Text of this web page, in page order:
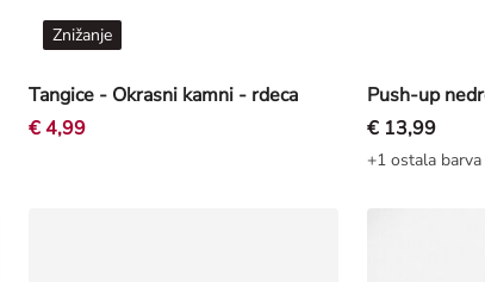
Tangice - Okrasni kamni - rdeca
Znižanje
€ 4,99
€ 13,99
+1 ostala barva